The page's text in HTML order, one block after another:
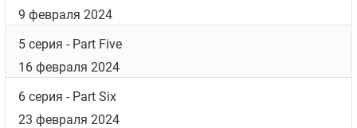
9 февраля 2024
5 серия - Part Five
16 февраля 2024
6 серия - Part Six
23 февраля 2024